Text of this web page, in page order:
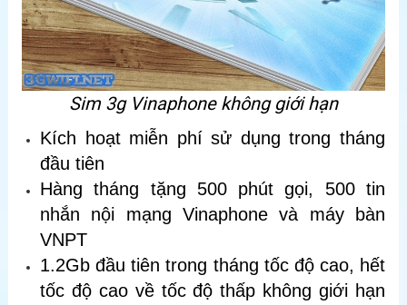
Sim 3g Vinaphone không giới hạn
Kích hoạt miễn phí sử dụng trong tháng
đầu tiên
Hàng tháng tặng 500 phút gọi, 500 tin
nhắn nội mạng Vinaphone và máy bàn
VNPT
1.2Gb đầu tiên trong tháng tốc độ cao, hết
tốc độ cao về tốc độ thấp không giới hạn